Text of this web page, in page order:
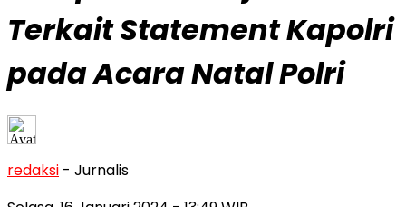
Terkait Statement Kapolri
pada Acara Natal Polri
redaksi - Jurnalis